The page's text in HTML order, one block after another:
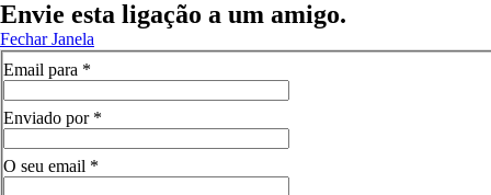
Envie esta ligação a um amigo.
Fechar Janela
Email para *
Enviado por*
O seu email *